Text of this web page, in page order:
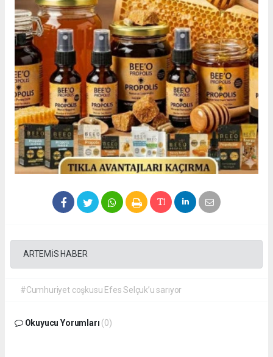
ARTEMİS HABER
#Cumhuriyet coşkusu Efes Selçuk’u sarıyor
Okuyucu Yorumları (0)